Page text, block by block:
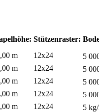
Stützenraster:
m 12x24
5
m 12x24
5
m 12x24
5
m 12x24
5
m 12x24
5